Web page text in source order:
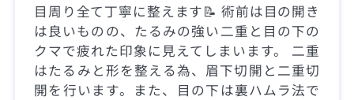
目周り全て丁寧に整えます📝 術前は目の開き
は良いものの、たるみの強い二重と目の下の
クマで疲れた印象に見えてしまいます。 二重
はたるみと形を整える為、眉下切開と二重切
開を行います。また、目の下は裏ハムラ法で